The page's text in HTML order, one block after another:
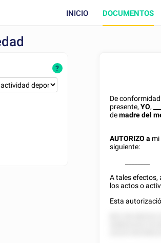
INICIO DOCUMENTOS
?
De
presente,YO,
demadre del
AUTORIZO a mi
siguiente:
A tales efectos,
los actos o
Esta